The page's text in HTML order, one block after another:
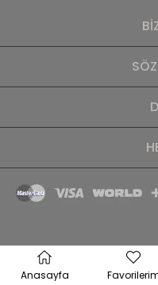
Anasayfa